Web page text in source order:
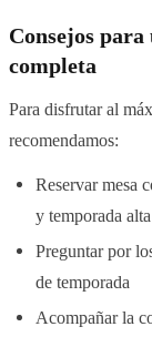
Consejos
completa
Para disfrutar al
recomendamos:
Reservar mesa
y temporada alta
Preguntar por
de temporada
Acompañar la